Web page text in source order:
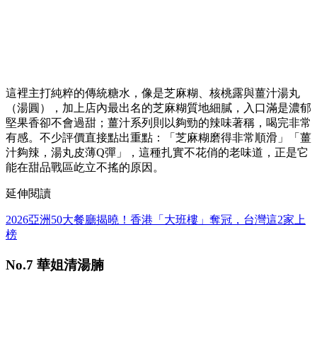
這裡主打純粹的傳統糖水，像是芝麻糊、核桃露與薑汁湯丸
（湯圓），加上店內最出名的芝麻糊質地細膩，入口滿是濃郁
堅果香卻不會過甜；薑汁系列則以夠勁的辣味著稱，喝完非常
有感。不少評價直接點出重點：「芝麻糊磨得非常順滑」「薑
汁夠辣，湯丸皮薄Q彈」，這種扎實不花俏的老味道，正是它
能在甜品戰區屹立不搖的原因。
延伸閱讀
2026亞洲50大餐廳揭曉！香港「大班樓」奪冠，台灣這2家上
榜
No.7 華姐清湯腩